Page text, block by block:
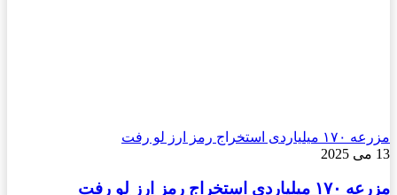
مزرعه ۱۷۰ میلیاردی استخراج رمز ارز لو رفت
13 می 2025
مزرعه ۱۷۰ میلیاردی استخراج رمز ارز لو رفت